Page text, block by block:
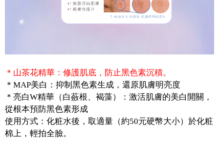
＊山茶花精華：修護肌底，防止黑色素沉積。
＊MAP美白：抑制黑色素生成，還原肌膚明亮度
＊亮白W精華（白蘞根、褐藻）：激活肌膚的美白開關，
從根本預防黑色素形成
使用方式：化粧水後，取適量（約50元硬幣大小）於化粧
棉上，輕拍全臉。